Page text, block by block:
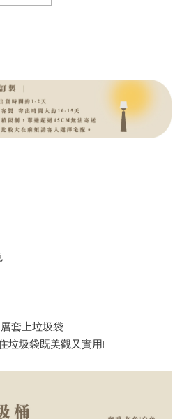
套上垃圾袋
垃圾袋既美觀又實用!